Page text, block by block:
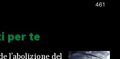
461
per te
l’abolizione del